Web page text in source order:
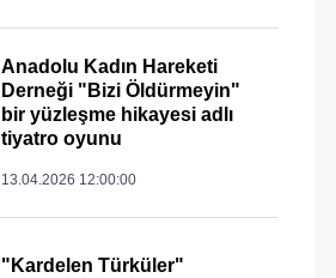
Anadolu Kadın Hareketi
Derneği "Bizi Öldürmeyin"
bir yüzleşme hikayesi adlı
tiyatro oyunu
13.04.2026 12:00:00
"Kardelen Türküler"